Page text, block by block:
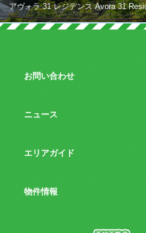
アヴォラ 31 レジデンス Avora 31
お問い合わせ
ニュース
エリアガイド
物件情報